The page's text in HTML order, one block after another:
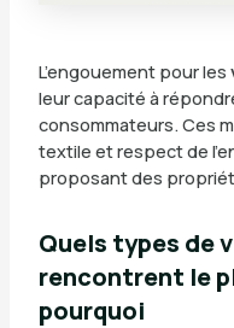
L’engouement pour les
leur capacité à
consommateurs. Ces
textile et respect de
proposant des
Quels types de
rencontrent le
pourquoi